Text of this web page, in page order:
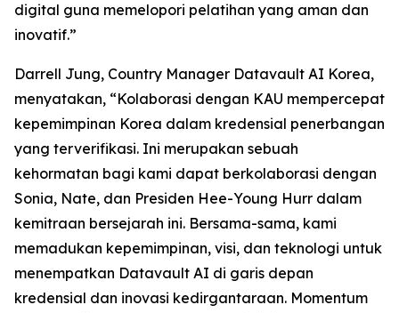
digital guna memelopori pelatihan yang aman dan
inovatif.”
Darrell Jung, Country Manager Datavault AI Korea,
menyatakan, “Kolaborasi dengan KAU mempercepat
kepemimpinan Korea dalam kredensial penerbangan
yang terverifikasi. Ini merupakan sebuah
kehormatan bagi kami dapat berkolaborasi dengan
Sonia, Nate, dan Presiden Hee-Young Hurr dalam
kemitraan bersejarah ini. Bersama-sama, kami
memadukan kepemimpinan, visi, dan teknologi untuk
menempatkan Datavault AI di garis depan
kredensial dan inovasi kedirgantaraan. Momentum